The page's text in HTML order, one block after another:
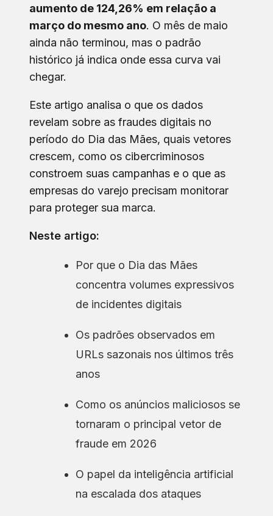
aumento de 124,26% em relação a
março do mesmo ano. O mês de maio
ainda não terminou, mas o padrão
histórico já indica onde essa curva vai
chegar.
Este artigo analisa o que os dados
revelam sobre as fraudes digitais no
período do Dia das Mães, quais vetores
crescem, como os cibercriminosos
constroem suas campanhas e o que as
empresas do varejo precisam monitorar
para proteger sua marca.
Neste artigo:
Por que o Dia das Mães
concentra volumes expressivos
de incidentes digitais
Os padrões observados em
URLs sazonais nos últimos três
anos
Como os anúncios maliciosos se
tornaram o principal vetor de
fraude em 2026
O papel da inteligência artificial
na escalada dos ataques